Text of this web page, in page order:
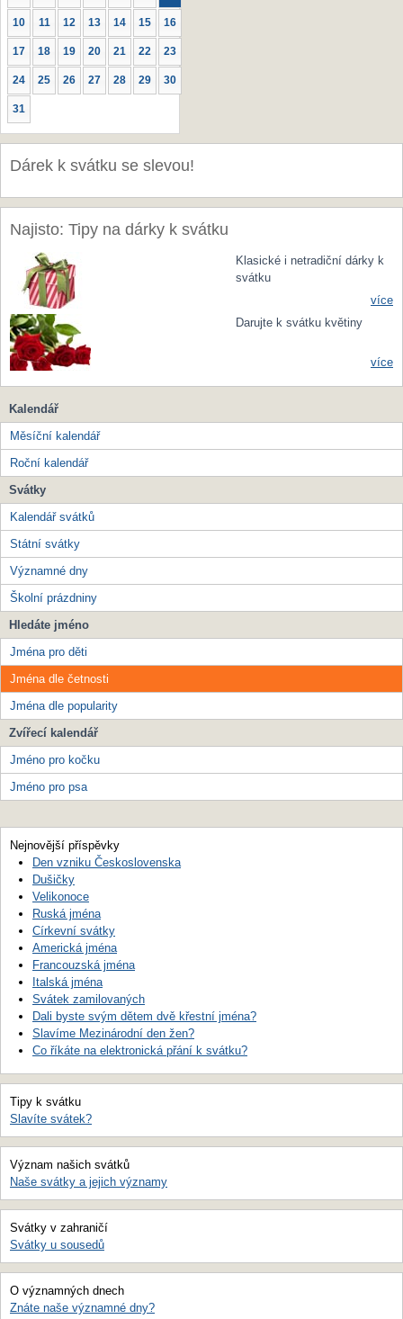
10 11 12 13 14 15 16
17 18 19 20 21 22 23
24 25 26 27 28 29 30
31
Dárek k svátku se slevou!
Najisto: Tipy na dárky k svátku
Klasické i netradiční dárky k
svátku
více
Darujte k svátku květiny
více
Kalendář
Měsíční kalendář
Roční kalendář
Svátky
Kalendář svátků
Státní svátky
Významné dny
Školní prázdniny
Hledáte jméno
Jména pro děti
Jména dle četnosti
Jména dle popularity
Zvířecí kalendář
Jméno pro kočku
Jméno pro psa
Nejnovější příspěvky
Den vzniku Československa
Dušičky
Velikonoce
Ruská jména
Církevní svátky
Americká jména
Francouzská jména
Italská jména
Svátek zamilovaných
Dali byste svým dětem dvě křestní jména?
Slavíme Mezinárodní den žen?
Co říkáte na elektronická přání k svátku?
Tipy k svátku
Slavíte svátek?
Význam našich svátků
Naše svátky a jejich významy
Svátky v zahraničí
Svátky u sousedů
O významných dnech
Znáte naše významné dny?